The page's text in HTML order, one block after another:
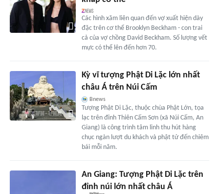
Các hình xăm liên quan đến vợ xuất hiện dày
đặc trên cơ thể Brooklyn Beckham - con trai
cả của vợ chồng David Beckham. Số lượng vết
mực có thể lên đến hơn 70.
Kỳ vĩ tượng Phật Di Lặc lớn nhất
châu Á trên Núi Cấm
Bnews
Tượng Phật Di Lặc, thuộc chùa Phật Lớn, tọa
lạc trên đỉnh Thiên Cấm Sơn (xã Núi Cấm, An
Giang) là công trình tâm linh thu hút hàng
chục ngàn lượt du khách và phật tử đến chiêm
bái mỗi năm.
An Giang: Tượng Phật Di Lặc trên
đỉnh núi lớn nhất châu Á